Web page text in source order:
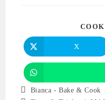
X
Bianca - Bake & Cook